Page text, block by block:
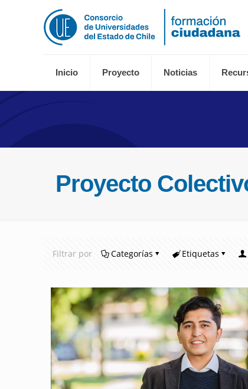
Inicio Proyecto Noticias
Proyecto
Filtrar por Categorías Etiquetas